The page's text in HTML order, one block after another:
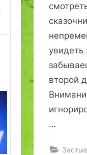
увидеть
второй
…